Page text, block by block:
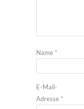
Name *
E-Mail-
Adresse *